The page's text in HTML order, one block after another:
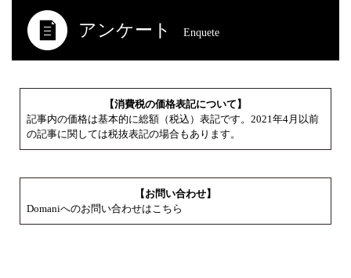
アンケート Enquete
【消費税の価格表記について】
記事内の価格は基本的に総額（税込）表記です。2021年4月以前
の記事に関しては税抜表記の場合もあります。
【お問い合わせ】
Domaniへのお問い合わせはこちら